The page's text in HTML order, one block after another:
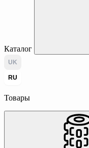
Каталог
UK
RU
Товары